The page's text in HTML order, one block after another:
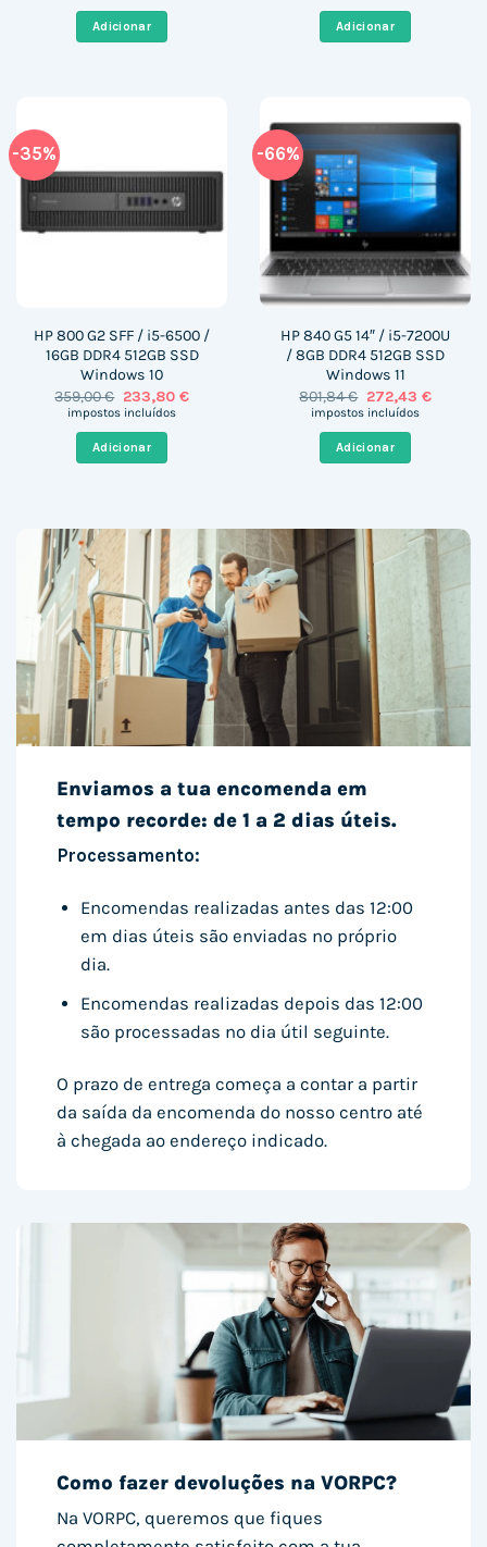
1.127,00 €.
Adicionar
era:
730,07 €.
Adicionar
-35%
HP 800 G2 SFF / i5-6500 /
16GB DDR4 512GB SSD
Windows 10
359,00€ O
preço
era:
359,00 €.
233,80 €O
impostos incluídos
Adicionar
-66%
HP 840 G5 14″ / i5-7200U
/ 8GB DDR4 512GB SSD
Windows 11
801,84€ O
preço
era:
801,84 €.
272,43 €O
impostos incluídos
Adicionar
Enviamos a tua encomenda em
tempo recorde: de 1 a 2 dias úteis.
Processamento:
Encomendas realizadas antes das 12:00
em dias úteis são enviadas no próprio
dia.
Encomendas realizadas depois das 12:00
são processadas no dia útil seguinte.
O prazo de entrega começa a contar a partir
da saída da encomenda do nosso centro até
à chegada ao endereço indicado.
Como fazer devoluções na VORPC?
Na VORPC, queremos que fiques